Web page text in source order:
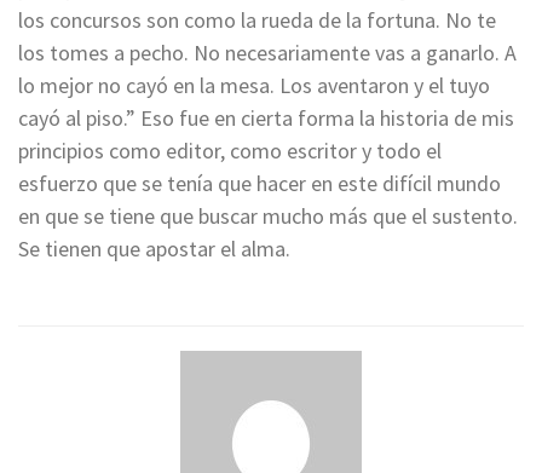
los concursos son como la rueda de la fortuna. No te
los tomes a pecho. No necesariamente vas a ganarlo. A
lo mejor no cayó en la mesa. Los aventaron y el tuyo
cayó al piso.” Eso fue en cierta forma la historia de mis
principios como editor, como escritor y todo el
esfuerzo que se tenía que hacer en este difícil mundo
en que se tiene que buscar mucho más que el sustento.
Se tienen que apostar el alma.